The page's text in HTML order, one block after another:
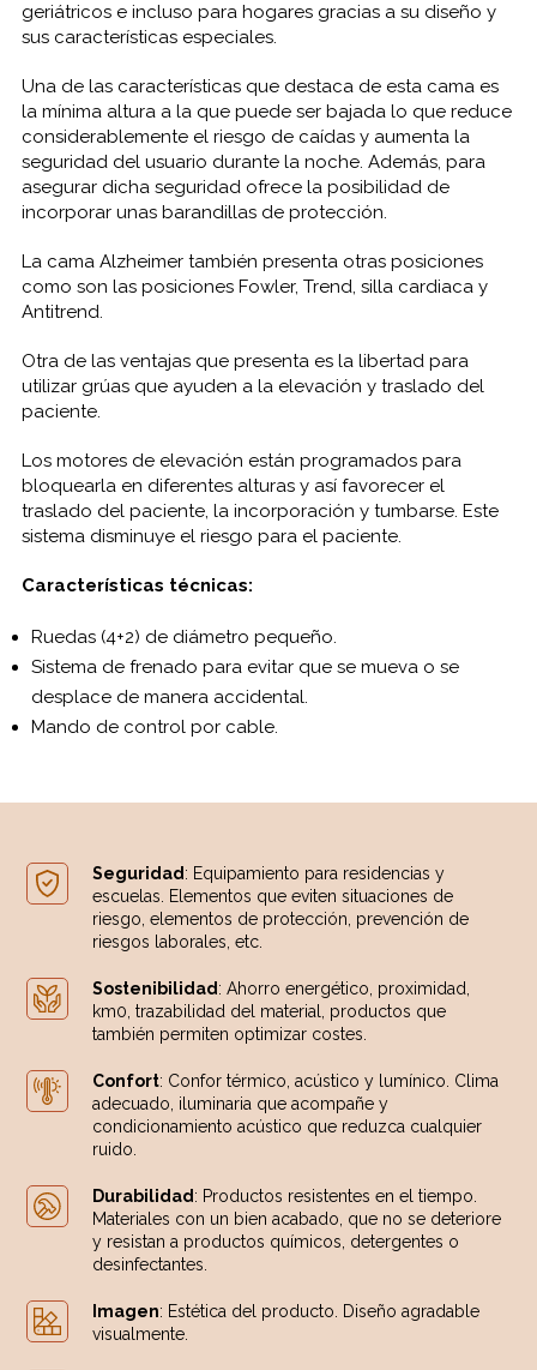
geriátricos e incluso para hogares gracias a su diseño y
sus características especiales.
Una de las características que destaca de esta cama es
la mínima altura a la que puede ser bajada lo que reduce
considerablemente el riesgo de caídas y aumenta la
seguridad del usuario durante la noche. Además, para
asegurar dicha seguridad ofrece la posibilidad de
incorporar unas barandillas de protección.
La cama Alzheimer también presenta otras posiciones
como son las posiciones Fowler, Trend, silla cardiaca y
Antitrend.
Otra de las ventajas que presenta es la libertad para
utilizar grúas que ayuden a la elevación y traslado del
paciente.
Los motores de elevación están programados para
bloquearla en diferentes alturas y así favorecer el
traslado del paciente, la incorporación y tumbarse. Este
sistema disminuye el riesgo para el paciente.
Características técnicas:
Ruedas (4+2) de diámetro pequeño.
Sistema de frenado para evitar que se mueva o se
desplace de manera accidental.
Mando de control por cable.
Seguridad : Equipamiento para residencias y
escuelas. Elementos que eviten situaciones de
riesgo, elementos de protección, prevención de
riesgos laborales, etc.
Sostenibilidad : Ahorro energético, proximidad,
km0, trazabilidad del material, productos que
también permiten optimizar costes.
Confort: Confor térmico, acústico y lumínico. Clima
adecuado, iluminaria que acompañe y
condicionamiento acústico que reduzca cualquier
ruido.
Durabilidad : Productos resistentes en el tiempo.
Materiales con un bien acabado, que no se deteriore
y resistan a productos químicos, detergentes o
desinfectantes.
Imagen: Estética del producto. Diseño agradable
visualmente.